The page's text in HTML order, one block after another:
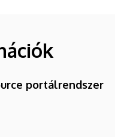
portálrendszer